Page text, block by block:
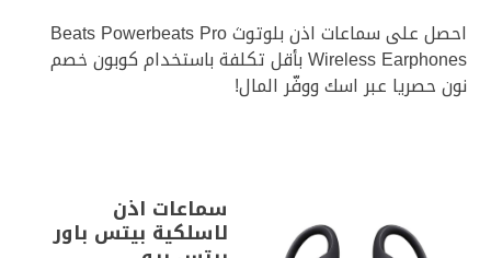
احصل على سماعات اذن بلوتوث Beats Powerbeats Pro
Wireless Earphones بأقل تكلفة باستخدام كوبون خصم
نون حصريا عبر اسك ووفّر المال!
سماعات اذن
لاسلكية بيتس باور